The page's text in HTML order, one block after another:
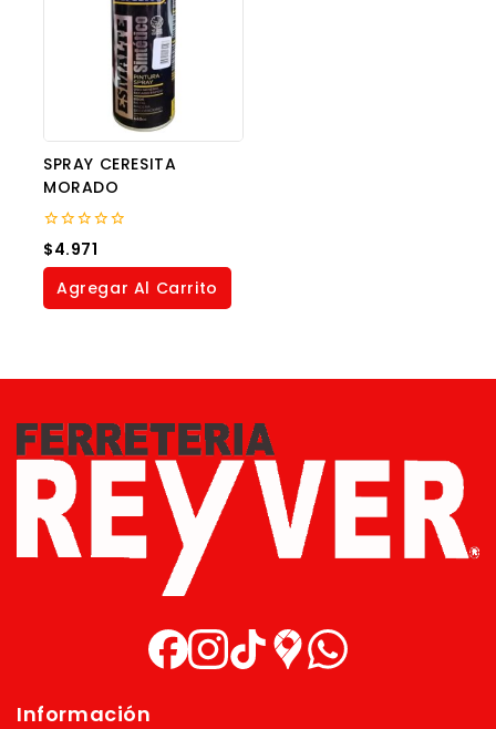
SPRAY CERESITA
MORADO
0
out
of
$4.971
Agregar Al Carrito
Información